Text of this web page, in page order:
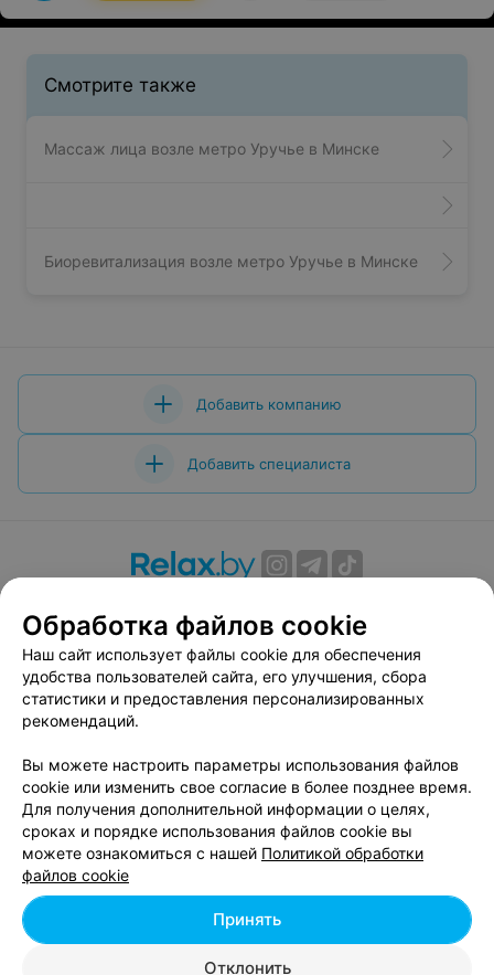
Смотрите также
Массаж лица возле метро Уручье в Минске
Биоревитализация возле метро Уручье в Минске
Добавить компанию
Добавить специалиста
Вакансии
Публичный договор
Способы оплаты
Публичный договор по использованию сервиса
«Афиша»
Пользовательское соглашение
Связаться по вопросам сотрудничества
Написать руководителю relax.by
Персональные настройки cookie
Обработка персональных данных
Обработка файлов cookie
Наш сайт использует файлы cookie для обеспечения
удобства пользователей сайта, его улучшения, сбора
статистики и предоставления персонализированных
рекомендаций.
Вы можете настроить параметры использования файлов
cookie или изменить свое согласие в более позднее время.
Для получения дополнительной информации о целях,
сроках и порядке использования файлов cookie вы
можете ознакомиться с нашей Политикой обработки
файлов cookie
Отклонить
Принять